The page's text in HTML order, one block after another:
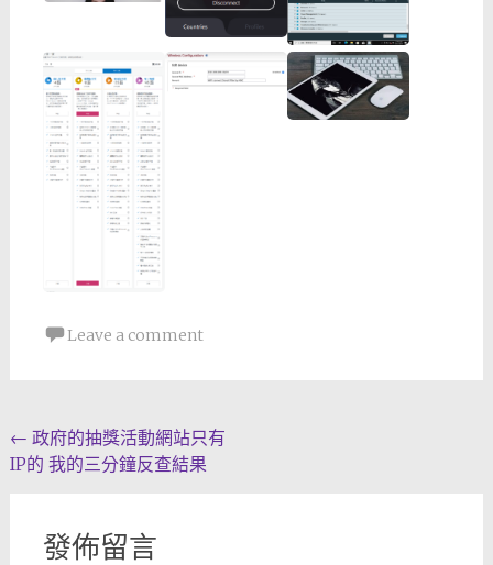
Leave a comment
Post
navigation
← 政府的抽獎活動網站只有
IP的 我的三分鐘反查結果
發佈留言